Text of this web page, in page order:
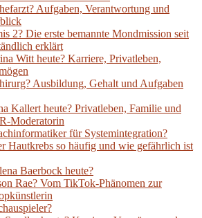
Aufgaben, Verantwortung und
2? Die erste bemannte Mondmission seit
erklärt
Witt heute? Karriere, Privatleben,
Ausbildung, Gehalt und Aufgaben
Kallert heute? Privatleben, Familie und
Moderatorin
für Systemintegration?
Hautkrebs so häufig und wie gefährlich ist
Baerbock heute?
Rae? Vom TikTok-Phänomen zur